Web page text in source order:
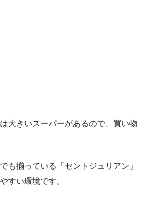
大きいスーパーがあるので、買い物
も揃っている「セントジュリアン」
すい環境です。